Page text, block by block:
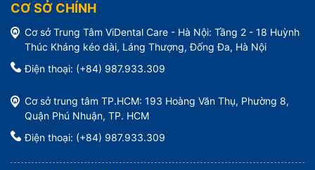
CƠ SỞ CHÍNH
Cơ sở Trung Tâm ViDental Care - Hà Nội: Tầng 2 - 18 Huỳnh
Thúc Kháng kéo dài, Láng Thượng, Đống Đa, Hà Nội
Điện thoại: (+84) 987.933.309
Cơ sở trung tâm TP.HCM: 193 Hoàng Văn Thụ, Phường 8,
Quận Phú Nhuận, TP. HCM
Điện thoại: (+84) 987.933.309